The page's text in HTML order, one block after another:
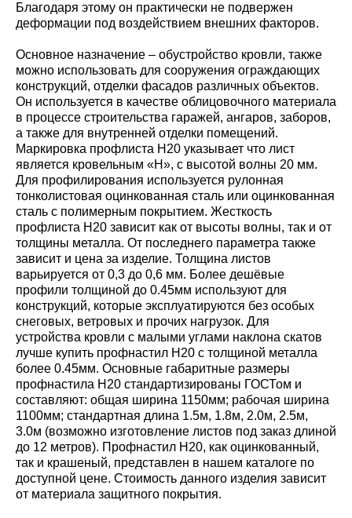
Благодаря этому он практически не подвержен
деформации под воздействием внешних факторов.
Основное назначение – обустройство кровли, также
можно использовать для сооружения ограждающих
конструкций, отделки фасадов различных объектов.
Он используется в качестве облицовочного материала
в процессе строительства гаражей, ангаров, заборов,
а также для внутренней отделки помещений.
Маркировка профлиста Н20 указывает что лист
является кровельным «Н», с высотой волны 20 мм.
Для профилирования используется рулонная
тонколистовая оцинкованная сталь или оцинкованная
сталь с полимерным покрытием. Жесткость
профлиста Н20 зависит как от высоты волны, так и от
толщины металла. От последнего параметра также
зависит и цена за изделие. Толщина листов
варьируется от 0,3 до 0,6 мм. Более дешёвые
профили толщиной до 0.45мм используют для
конструкций, которые эксплуатируются без особых
снеговых, ветровых и прочих нагрузок. Для
устройства кровли с малыми углами наклона скатов
лучше купить профнастил Н20 с толщиной металла
более 0.45мм. Основные габаритные размеры
профнастила Н20 стандартизированы ГОСТом и
составляют: общая ширина 1150мм; рабочая ширина
1100мм; стандартная длина 1.5м, 1.8м, 2.0м, 2.5м,
3.0м (возможно изготовление листов под заказ длиной
до 12 метров). Профнастил Н20, как оцинкованный,
так и крашеный, представлен в нашем каталоге по
доступной цене. Стоимость данного изделия зависит
от материала защитного покрытия.